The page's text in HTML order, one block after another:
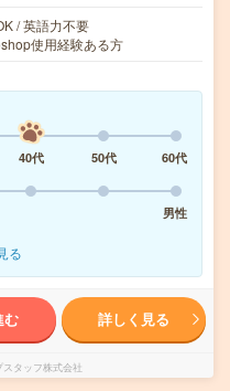
/ 英語力不要
使用経験ある方
40代 50代
60代
男性
る
む 詳しく見る
タッフ株式会社